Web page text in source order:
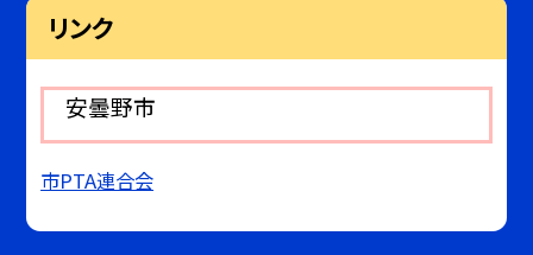
リンク
安曇野市
市PTA連合会